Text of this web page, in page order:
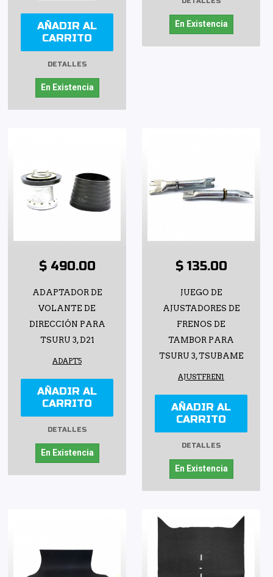
AÑADIR AL
CARRITO
DETALLES
En Existencia
En Existencia
$ 490.00
ADAPTADOR DE
VOLANTE DE
DIRECCIÓN PARA
TSURU 3, D21
ADAPT5
AÑADIR AL
CARRITO
DETALLES
En Existencia
$ 135.00
JUEGO DE
AJUSTADORES DE
FRENOS DE
TAMBOR PARA
TSURU 3, TSUBAME
AJUSTFREN1
AÑADIR AL
CARRITO
DETALLES
En Existencia